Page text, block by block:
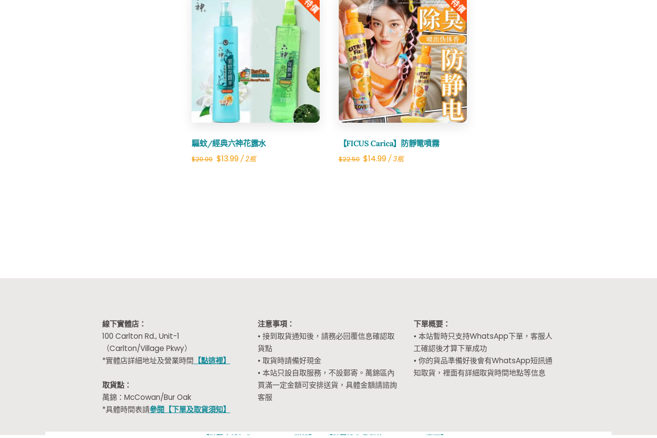
特價
驅蚊/經典六神花露水
$20.00 Original
$13.99Current
/ 2瓶
Share
特價
【FICUS Carica】防靜電噴霧
$22.50 Original
$14.99Current
/ 3瓶
Share
線下實體店：
100 Carlton Rd., Unit-1
（Carlton/Village Pkwy）
*實體店詳細地址及營業時間 【點這裡】
取貨點：
萬錦：McCowan/Bur Oak
*具體時間表請參閱【下單及取貨須知】
注意事項：
• 接到取貨通知後，請務必回覆信息確認取
貨點
• 取貨時請備好現金
• 本站只設自取服務，不設郵寄。萬錦區內
買滿一定金額可安排送貨，具體金額請諮詢
客服
下單概要：
• 本站暫時只支持WhatsApp下單，客服人
工確認後才算下單成功
• 你的貨品準備好後會有WhatsApp短訊通
知取貨，裡面有詳細取貨時間地點等信息